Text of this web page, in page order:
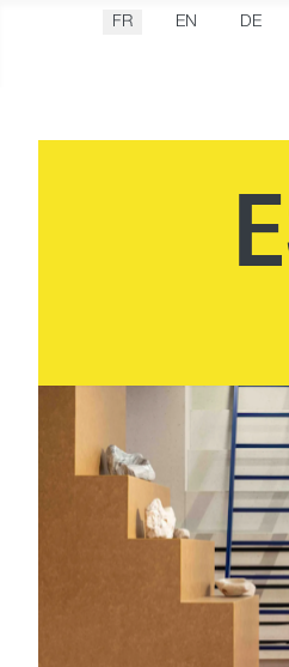
Sélectionnez votre langue
FR EN DE